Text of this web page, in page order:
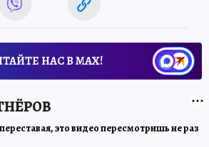
НАС В МАХ!
это видео пересмотришь не раз